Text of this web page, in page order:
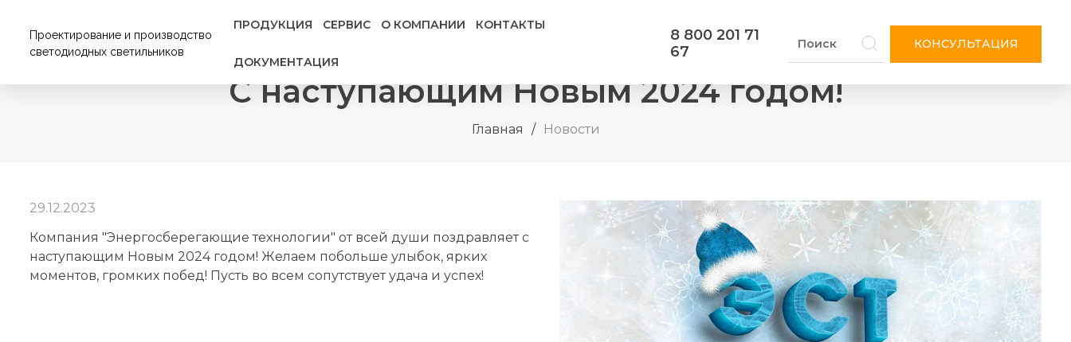
Проектирование и производство
светодиодных светильников
ПРОДУКЦИЯ СЕРВИС О КОМПАНИИ КОНТАКТЫ
ДОКУМЕНТАЦИЯ
8 800 201 71
67
КОНСУЛЬТАЦИЯ
С наступающим Новым 2024 годом!
Главная / Новости
29.12.2023
Компания "Энергосберегающие технологии" от всей души поздравляет с
наступающим Новым 2024 годом! Желаем побольше улыбок, ярких
моментов, громких побед! Пусть во всем сопутствует удача и успех!